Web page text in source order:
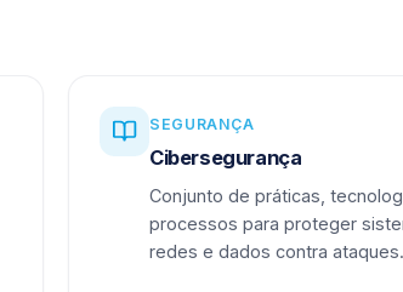
SEGURANÇA
Cibersegurança
Conjunto de práticas,
processos para proteger
redes e dados contra ataques